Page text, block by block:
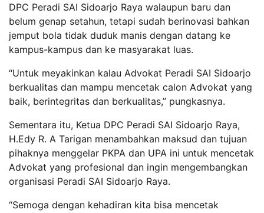
DPC Peradi SAI Sidoarjo Raya walaupun baru dan
belum genap setahun, tetapi sudah berinovasi bahkan
jemput bola tidak duduk manis dengan datang ke
kampus-kampus dan ke masyarakat luas.
“Untuk meyakinkan kalau Advokat Peradi SAI Sidoarjo
berkualitas dan mampu mencetak calon Advokat yang
baik, berintegritas dan berkualitas,” pungkasnya.
Sementara itu, Ketua DPC Peradi SAI Sidoarjo Raya,
H.Edy R. A Tarigan menambahkan maksud dan tujuan
pihaknya menggelar PKPA dan UPA ini untuk mencetak
Advokat yang profesional dan ingin mengembangkan
organisasi Peradi SAI Sidoarjo Raya.
“Semoga dengan kehadiran kita bisa mencetak